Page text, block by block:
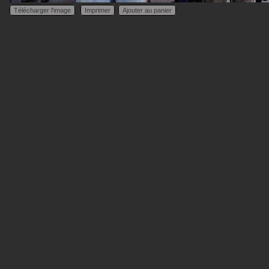
Télécharger l'image Imprimer Ajouter au panier